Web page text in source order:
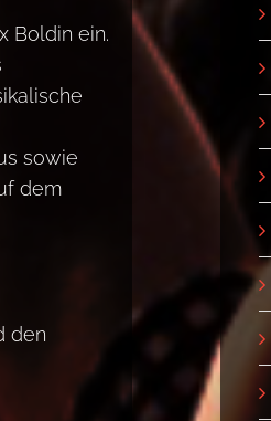
Boldin ein.
sowie
dem
den